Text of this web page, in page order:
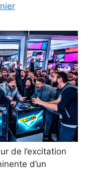
de l’excitation
d’un